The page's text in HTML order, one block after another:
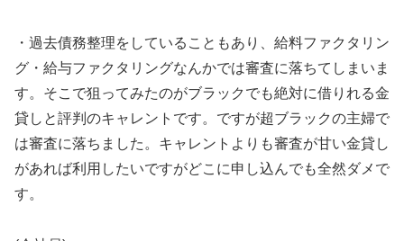
・過去債務整理をしていることもあり、給料ファクタリン
グ・給与ファクタリングなんかでは審査に落ちてしまいま
す。そこで狙ってみたのがブラックでも絶対に借りれる金
貸しと評判のキャレントです。ですが超ブラックの主婦で
は審査に落ちました。キャレントよりも審査が甘い金貸し
があれば利用したいですがどこに申し込んでも全然ダメで
す。